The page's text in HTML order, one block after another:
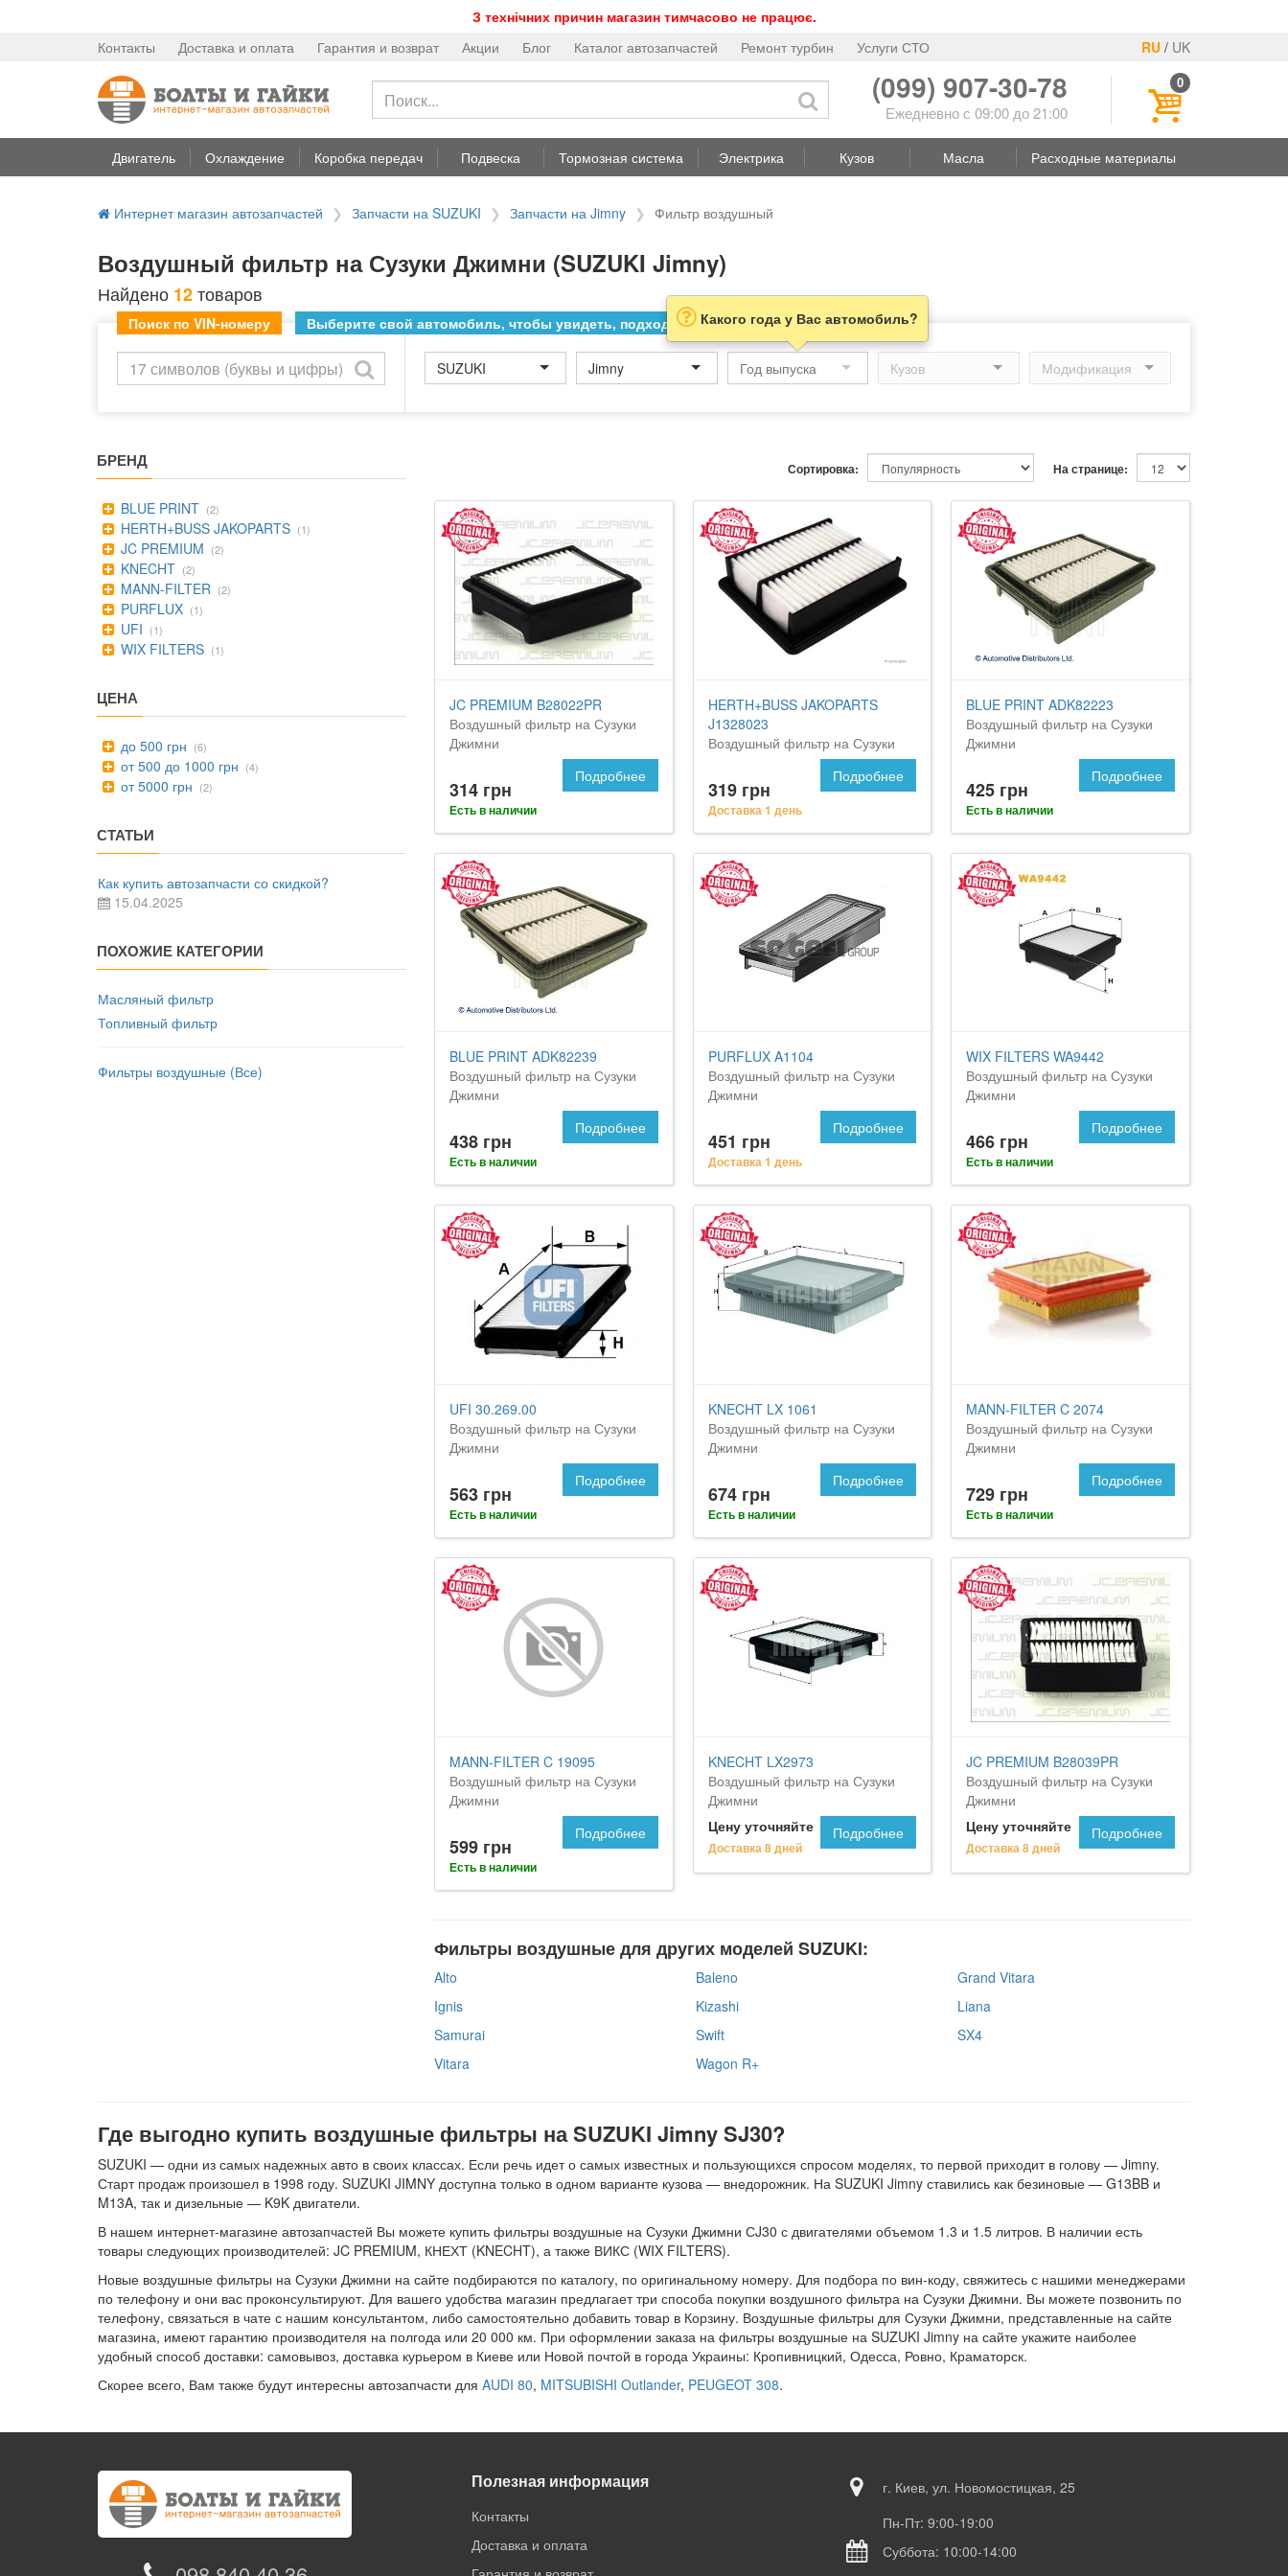
З технічних причин магазин тимчасово не працює.
RU / UK
Контакты Доставка и оплата Гарантия и возврат Акции Блог Каталог автозапчастей Ремонт турбин Услуги СТО
(099) 907-30-78
Ежедневно с 09:00 до 21:00
0
Двигатель Охлаждение Коробка передач Подвеска Тормозная система Электрика Кузов Масла Расходные материалы
Интернет магазин автозапчастей Запчасти на SUZUKI Запчасти на Jimny Фильтр воздушный
Воздушный фильтр на Сузуки Джимни (SUZUKI Jimny)
Найдено 12товаров
Поиск по VIN-номеру Выберите свой автомобиль, чтобы увидеть, подходит ли товар к нему
SUZUKI Jimny
Какого года у Вас автомобиль?
БРЕНД
BLUE PRINT (2)
HERTH+BUSS JAKOPARTS (1)
JC PREMIUM (2)
KNECHT (2)
MANN-FILTER (2)
PURFLUX (1)
UFI (1)
WIX FILTERS (1)
ЦЕНА
до 500 грн (6)
от 500 до 1000 грн (4)
от 5000 грн (2)
СТАТЬИ
Как купить автозапчасти со скидкой?
15.04.2025
ПОХОЖИЕ КАТЕГОРИИ
Масляный фильтр
Топливный фильтр
Фильтры воздушные (Все)
На странице:
Сортировка:
JC PREMIUM B28022PR
Воздушный фильтр на Сузуки
Джимни
314 грн
Есть в наличии
Подробнее
HERTH+BUSS JAKOPARTS
J1328023
Воздушный фильтр на Сузуки
319 грн
Доставка 1 день
Подробнее
BLUE PRINT ADK82223
Воздушный фильтр на Сузуки
Джимни
425 грн
Есть в наличии
Подробнее
BLUE PRINT ADK82239
Воздушный фильтр на Сузуки
Джимни
438 грн
Есть в наличии
Подробнее
PURFLUX A1104
Воздушный фильтр на Сузуки
Джимни
451 грн
Доставка 1 день
Подробнее
WIX FILTERS WA9442
Воздушный фильтр на Сузуки
Джимни
466 грн
Есть в наличии
Подробнее
UFI 30.269.00
Воздушный фильтр на Сузуки
Джимни
563 грн
Есть в наличии
Подробнее
KNECHT LX 1061
Воздушный фильтр на Сузуки
Джимни
674 грн
Есть в наличии
Подробнее
MANN-FILTER C 2074
Воздушный фильтр на Сузуки
Джимни
729 грн
Есть в наличии
Подробнее
MANN-FILTER C 19095
Воздушный фильтр на Сузуки
Джимни
599 грн
Есть в наличии
Подробнее
KNECHT LX2973
Воздушный фильтр на Сузуки
Джимни
Цену уточняйте
Доставка 8 дней
Подробнее
JC PREMIUM B28039PR
Воздушный фильтр на Сузуки
Джимни
Цену уточняйте
Доставка 8 дней
Подробнее
Фильтры воздушные для других моделей SUZUKI:
Alto Baleno
Grand Vitara
Ignis
Kizashi
Liana
Samurai
Swift
SX4
Vitara
Wagon R+
Где выгодно купить воздушные фильтры на SUZUKI Jimny SJ30?
SUZUKI — одни из самых надежных авто в своих классах. Если речь идет о самых известных и пользующихся спросом моделях, то первой приходит в голову — Jimny.
Старт продаж произошел в 1998 году. SUZUKI JIMNY доступна только в одном варианте кузова — внедорожник. На SUZUKI Jimny ставились как безиновые — G13BB и
M13A, так и дизельные — K9K двигатели.
В нашем интернет-магазине автозапчастей Вы можете купить фильтры воздушные на Сузуки Джимни СJ30 с двигателями объемом 1.3 и 1.5 литров. В наличии есть
товары следующих производителей: JC PREMIUM, КНЕХТ (KNECHT), а также ВИКС (WIX FILTERS).
Новые воздушные фильтры на Сузуки Джимни на сайте подбираются по каталогу, по оригинальному номеру. Для подбора по вин-коду, свяжитесь с нашими менеджерами
по телефону и они вас проконсультируют. Для вашего удобства магазин предлагает три способа покупки воздушного фильтра на Сузуки Джимни. Вы можете позвонить по
телефону, связаться в чате с нашим консультантом, либо самостоятельно добавить товар в Корзину. Воздушные фильтры для Сузуки Джимни, представленные на сайте
магазина, имеют гарантию производителя на полгода или 20 000 км. При оформлении заказа на фильтры воздушные на SUZUKI Jimny на сайте укажите наиболее
удобный способ доставки: самовывоз, доставка курьером в Киеве или Новой почтой в города Украины: Кропивницкий, Одесса, Ровно, Краматорск.
Скорее всего, Вам также будут интересны автозапчасти для AUDI 80, MITSUBISHI Outlander, PEUGEOT 308.
Полезная информация
Контакты
Доставка и оплата
г. Киев, ул. Новомостицкая, 25
Пн-Пт: 9:00-19:00
Суббота: 10:00-14:00